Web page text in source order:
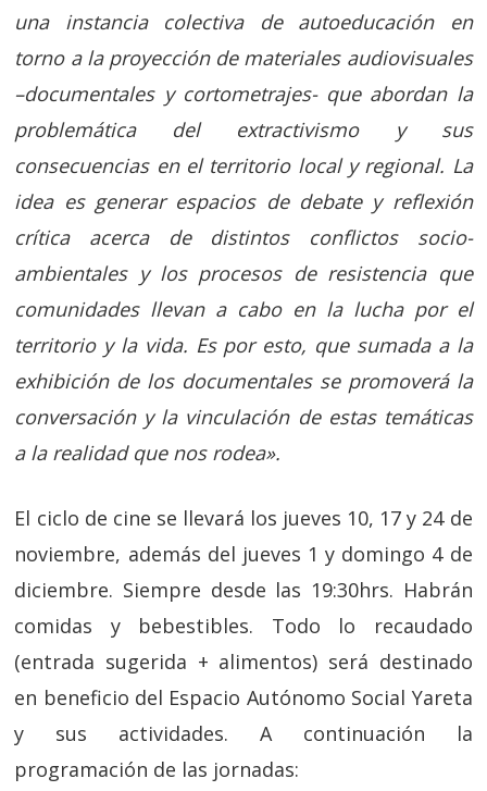
una instancia colectiva de autoeducación en
torno a la proyección de materiales audiovisuales
–documentales y cortometrajes- que abordan la
problemática del extractivismo y sus
consecuencias en el territorio local y regional. La
idea es generar espacios de debate y reflexión
crítica acerca de distintos conflictos socio-
ambientales y los procesos de resistencia que
comunidades llevan a cabo en la lucha por el
territorio y la vida. Es por esto, que sumada a la
exhibición de los documentales se promoverá la
conversación y la vinculación de estas temáticas
a la realidad que nos rodea».
El ciclo de cine se llevará los jueves 10, 17 y 24 de
noviembre, además del jueves 1 y domingo 4 de
diciembre. Siempre desde las 19:30hrs. Habrán
comidas y bebestibles. Todo lo recaudado
(entrada sugerida + alimentos) será destinado
en beneficio del Espacio Autónomo Social Yareta
y sus actividades. A continuación la
programación de las jornadas: